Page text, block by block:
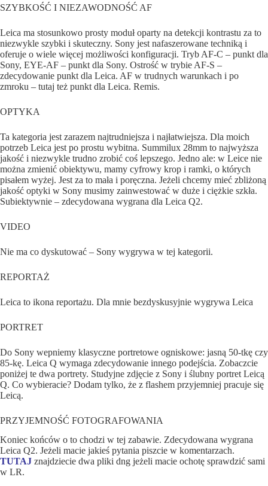
SZYBKOŚĆ I NIEZAWODNOŚĆ AF
Leica ma stosunkowo prosty moduł oparty na detekcji kontrastu za to
niezwykle szybki i skuteczny. Sony jest nafaszerowane techniką i
oferuje o wiele więcej możliwości konfiguracji. Tryb AF-C – punkt dla
Sony, EYE-AF – punkt dla Sony. Ostrość w trybie AF-S –
zdecydowanie punkt dla Leica. AF w trudnych warunkach i po
zmroku – tutaj też punkt dla Leica. Remis.
OPTYKA
Ta kategoria jest zarazem najtrudniejsza i najłatwiejsza. Dla moich
potrzeb Leica jest po prostu wybitna. Summilux 28mm to najwyższa
jakość i niezwykle trudno zrobić coś lepszego. Jedno ale: w Leice nie
można zmienić obiektywu, mamy cyfrowy krop i ramki, o których
pisałem wyżej. Jest za to mała i poręczna. Jeżeli chcemy mieć zbliżoną
jakość optyki w Sony musimy zainwestować w duże i ciężkie szkła.
Subiektywnie – zdecydowana wygrana dla Leica Q2.
VIDEO
Nie ma co dyskutować – Sony wygrywa w tej kategorii.
REPORTAŻ
Leica to ikona reportażu. Dla mnie bezdyskusyjnie wygrywa Leica
PORTRET
Do Sony wepniemy klasyczne portretowe ogniskowe: jasną 50-tkę czy
85-kę. Leica Q wymaga zdecydowanie innego podejścia. Zobaczcie
poniżej te dwa portrety. Studyjne zdjęcie z Sony i ślubny portret Leicą
Q. Co wybieracie? Dodam tylko, że z flashem przyjemniej pracuje się
Leicą.
PRZYJEMNOŚĆ FOTOGRAFOWANIA
Koniec końców o to chodzi w tej zabawie. Zdecydowana wygrana
Leica Q2. Jeżeli macie jakieś pytania piszcie w komentarzach.
TUTAJ znajdziecie dwa pliki dng jeżeli macie ochotę sprawdzić sami
w LR.